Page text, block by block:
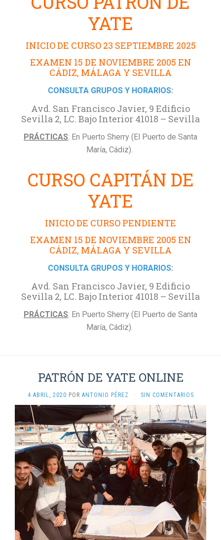
YATE
INICIO DE CURSO 23 SEPTIEMBRE 2025
EXAMEN 15 DE NOVIEMBRE 2005 EN
CÁDIZ, MÁLAGA Y SEVILLA
CONSULTA GRUPOS Y HORARIOS:
Avd. San Francisco Javier, 9 Edificio
Sevilla 2, LC. Bajo Interior 41018 – Sevilla
PRÁCTICAS: En Puerto Sherry (El Puerto de Santa
María, Cádiz).
CURSO CAPITÁN DE
YATE
INICIO DE CURSO PENDIENTE
EXAMEN 15 DE NOVIEMBRE 2005 EN
CÁDIZ, MÁLAGA Y SEVILLA
CONSULTA GRUPOS Y HORARIOS:
Avd. San Francisco Javier, 9 Edificio
Sevilla 2, LC. Bajo Interior 41018 – Sevilla
PRÁCTICAS: En Puerto Sherry (El Puerto de Santa
María, Cádiz).
PATRÓN DE YATE ONLINE
4 ABRIL, 2020 POR ANTONIO PÉREZ · SIN COMENTARIOS